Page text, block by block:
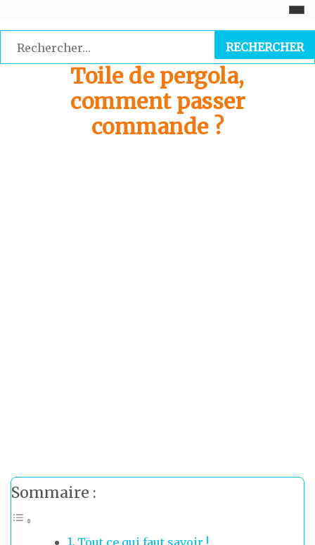
content
Rechercher :
Toile de pergola,
comment passer
commande ?
Sommaire :
Tout ce qui faut savoir !